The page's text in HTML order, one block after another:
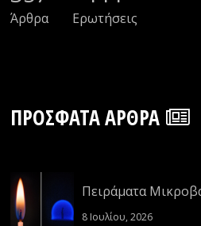
Άρθρα Ερωτήσεις
ΠΡΌΣΦΑΤΑ ΆΡΘΡΑ
Πειράματα
8 Ιουλίου, 2026